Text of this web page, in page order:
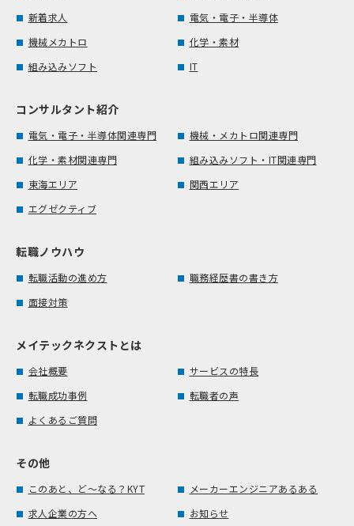
新着求人
電気・電子・半導体
機械メカトロ
化学・素材
組み込みソフト
IT
コンサルタント紹介
電気・電子・半導体関連専門
機械・メカトロ関連専門
化学・素材関連専門
組み込みソフト・IT関連専門
東海エリア
関西エリア
エグゼクティブ
転職ノウハウ
転職活動の進め方
職務経歴書の書き方
面接対策
メイテックネクストとは
会社概要
サービスの特長
転職成功事例
転職者の声
よくあるご質問
その他
このあと、ど～なる？KYT
メーカーエンジニアあるある
求人企業の方へ
お知らせ